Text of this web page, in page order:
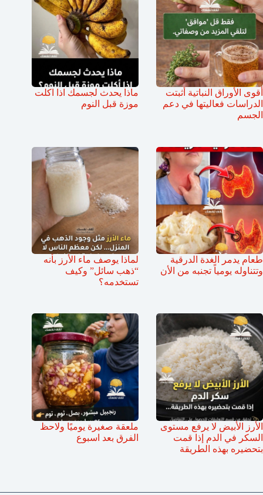
أقوى الأوراق النباتية أثبتت
الدراسات فعاليتها في دعم
الجسم
ماذا يحدث لجسمك اذا اكلت
موزة قبل النوم
طعام يدمر الغدة الدرقية
وتتناوله يومياً تجنبه من الأن
لماذا يوصف ماء الأرز بأنه
“ذهب سائل” وكيف
تستخدمه؟
الأرز الأبيض لا يرفع مستوى
السكر في الدم إذا قمت
بتحضيره بهذه الطريقة
ملعقة صغيرة يوميًا ولاحظ
الفرق بعد اسبوع